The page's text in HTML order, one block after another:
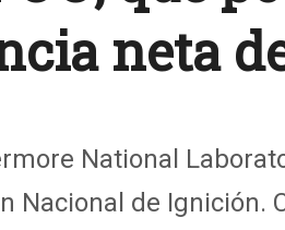
neta
National
Nacional de Ignición.